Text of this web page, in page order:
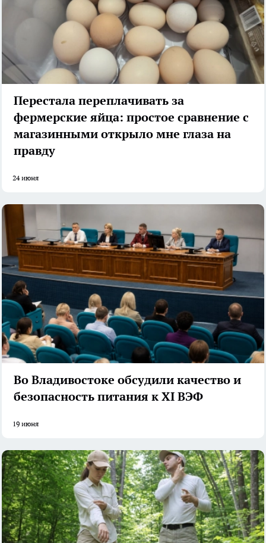
Перестала переплачивать за
фермерские яйца: простое сравнение с
магазинными открыло мне глаза на
правду
24 июня
Во Владивостоке обсудили качество и
безопасность питания к XI ВЭФ
19 июня